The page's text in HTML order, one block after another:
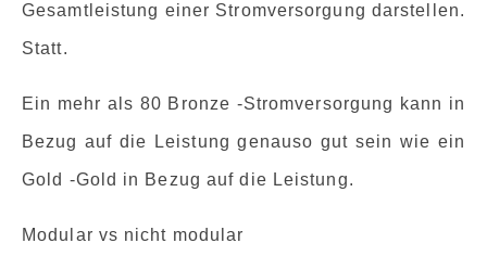
Gesamtleistung einer Stromversorgung darstellen.
Statt.
Ein mehr als 80 Bronze -Stromversorgung kann in
Bezug auf die Leistung genauso gut sein wie ein
Gold -Gold in Bezug auf die Leistung.
Modular vs nicht modular